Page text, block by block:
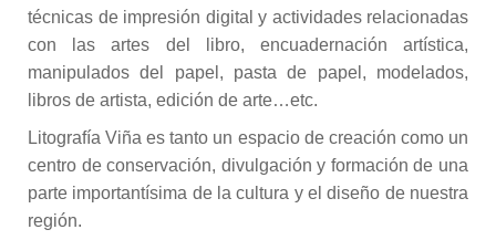
técnicas de impresión digital y actividades relacionadas
con las artes del libro, encuadernación artística,
manipulados del papel, pasta de papel, modelados,
libros de artista, edición de arte…etc.
Litografía Viña es tanto un espacio de creación como un
centro de conservación, divulgación y formación de una
parte importantísima de la cultura y el diseño de nuestra
región.